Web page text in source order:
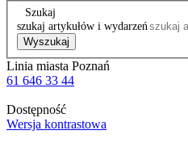
Szukaj
szukaj artykułów i wydarzeń
Wyszukaj
Linia miasta Poznań
61 646 33 44
Dostępność
Wersja kontrastowa